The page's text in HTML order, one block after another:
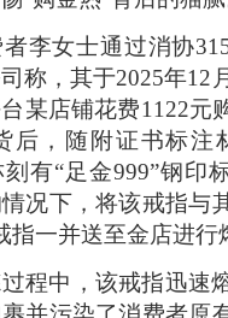
李女士通过消协
称，其于2025年12
某店铺花费1122元
后，随附证书标注
有“足金999”钢印
况下，将该戒指与
一并送至金店进行
程中，该戒指迅速